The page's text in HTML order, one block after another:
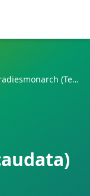
Schwarzbürzel-Paradiesmonarch (Terpsiphone atrocaudata)